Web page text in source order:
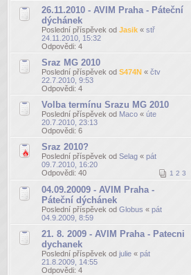
26.11.2010 - AVIM Praha - Páteční
dýchánek
Poslední příspěvek od Jasik « stř
24.11.2010, 15:32
Odpovědi: 4
Sraz MG 2010
Poslední příspěvek od S474N « čtv
22.7.2010, 9:53
Odpovědi: 4
Volba termínu Srazu MG 2010
Poslední příspěvek od Maco « úte
20.7.2010, 23:13
Odpovědi: 6
Sraz 2010?
Poslední příspěvek od Selag « pát
09.7.2010, 16:20
Odpovědi: 40 1 2 3
04.09.20009 - AVIM Praha -
Páteční dýchánek
Poslední příspěvek od Globus « pát
04.9.2009, 8:59
21. 8. 2009 - AVIM Praha - Patecni
dychanek
Poslední příspěvek od julie « pát
21.8.2009, 14:55
Odpovědi: 4